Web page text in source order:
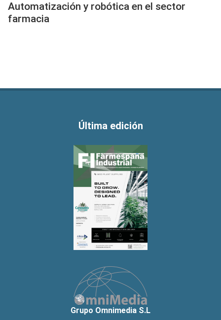
Automatización y robótica en el sector
farmacia
Última edición
Grupo Omnimedia S.L